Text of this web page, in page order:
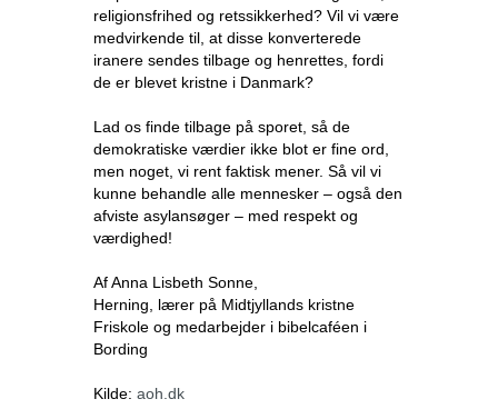
religionsfrihed og retssikkerhed? Vil vi være
medvirkende til, at disse konverterede
iranere sendes tilbage og henrettes, fordi
de er blevet kristne i Danmark?
Lad os finde tilbage på sporet, så de
demokratiske værdier ikke blot er fine ord,
men noget, vi rent faktisk mener. Så vil vi
kunne behandle alle mennesker – også den
afviste asylansøger – med respekt og
værdighed!
Af Anna Lisbeth Sonne,
Herning, lærer på Midtjyllands kristne
Friskole og medarbejder i bibelcaféen i
Bording
Kilde: aoh.dk